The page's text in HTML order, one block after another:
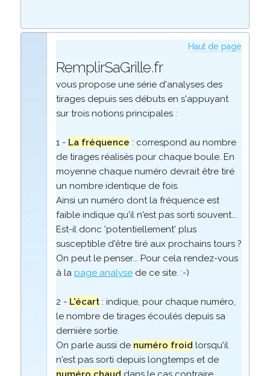
Haut de page
RemplirSaGrille.fr
vous propose une série d'analyses des
tirages depuis ses débuts en s'appuyant
sur trois notions principales :
1 - La fréquence : correspond au nombre
de tirages réalisés pour chaque boule. En
moyenne chaque numéro devrait être tiré
un nombre identique de fois.
Ainsi un numéro dont la fréquence est
faible indique qu'il n'est pas sorti souvent...
Est-il donc 'potentiellement' plus
susceptible d'être tiré aux prochains tours ?
On peut le penser... Pour cela rendez-vous
à la page analysede ce site. :-)
2 - L'écart: indique, pour chaque numéro,
le nombre de tirages écoulés depuis sa
dernière sortie.
On parle aussi de numéro froid lorsqu'il
n'est pas sorti depuis longtemps et de